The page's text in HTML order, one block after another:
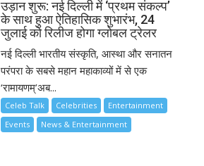
उड़ान शुरू: नई दिल्ली में ‘प्रथम संकल्प’
के साथ हुआ ऐतिहासिक शुभारंभ, 24
जुलाई को रिलीज होगा ग्लोबल ट्रेलर
नई दिल्ली भारतीय संस्कृति, आस्था और सनातन
परंपरा के सबसे महान महाकाव्यों में से एक
‘रामायणम्’अब...
Celeb Talk Celebrities
Entertainment
Events
News & Entertainment